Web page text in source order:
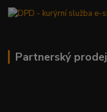
Partnerský prodej